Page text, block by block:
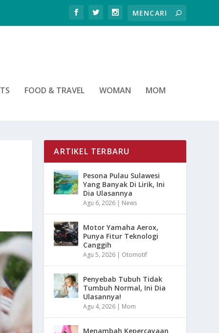
FOOD & TRAVEL WOMAN MOM
ARTIKEL TERBARU
Pesona Pulau Sulawesi
Yang Banyak Di Lirik, Ini
Dia Ulasannya
Agu 6, 2026 | News
Motor Yamaha Aerox,
Punya Fitur Teknologi
Canggih
Agu 5, 2026 | Otomotif
Penyebab Tubuh Tidak
Tumbuh Normal, Ini Dia
Ulasannya!
Agu 4, 2026 | Mom
Menambah Kepercayaan